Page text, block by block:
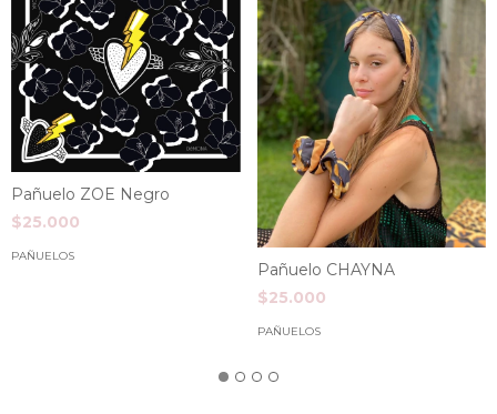
Pañuelo ZOE Negro
$25.000
PAÑUELOS
Pañuelo CHAYNA
$25.000
PAÑUELOS